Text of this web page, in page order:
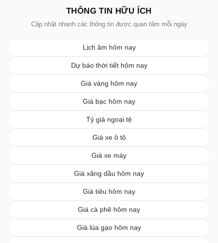
THÔNG TIN HỮU ÍCH
Cập nhật nhanh các thông tin được quan tâm mỗi ngày
Lịch âm hôm nay
Dự báo thời tiết hôm nay
Giá vàng hôm nay
Giá bạc hôm nay
Tỷ giá ngoại tệ
Giá xe ô tô
Giá xe máy
Giá xăng dầu hôm nay
Giá tiêu hôm nay
Giá cà phê hôm nay
Giá lúa gạo hôm nay